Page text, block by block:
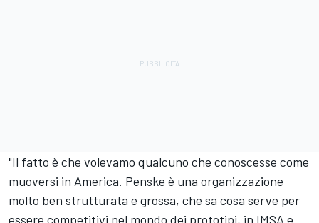
"Il fatto è che volevamo qualcuno che conoscesse come
muoversi in America. Penske è una organizzazione
molto ben strutturata e grossa, che sa cosa serve per
essere competitivi nel mondo dei prototipi, in IMSA e